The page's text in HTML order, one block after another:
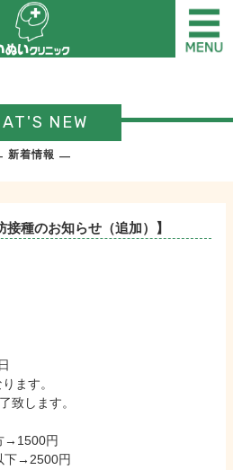
NEW
新着情報
接種のお知らせ（追加）】
ます。
致します。
→1500円
下→2500円